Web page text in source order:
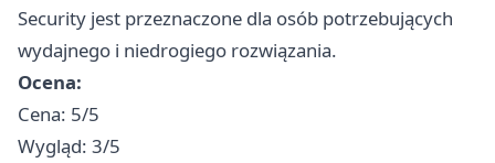
Security jest przeznaczone dla osób potrzebujących
wydajnego i niedrogiego rozwiązania.
Ocena:
Cena: 5/5
Wygląd: 3/5